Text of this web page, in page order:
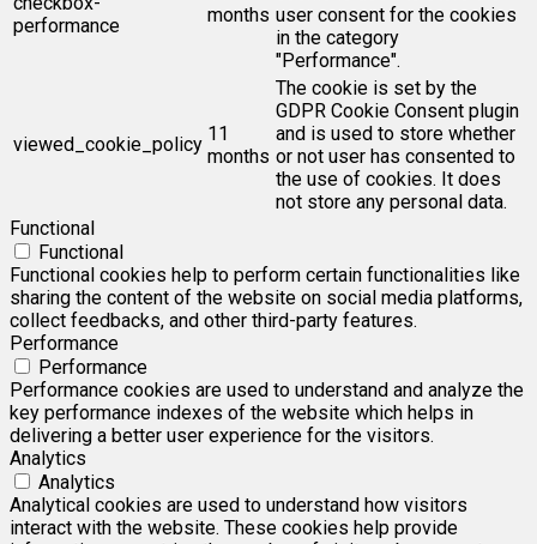
performance
months user consent for the cookies
in the category
"Performance".
viewed_cookie_policy 11
months
The cookie is set by the
GDPR Cookie Consent plugin
and is used to store whether
or not user has consented to
the use of cookies. It does
not store any personal data.
Functional
Functional
Functional cookies help to perform certain functionalities like
sharing the content of the website on social media platforms,
collect feedbacks, and other third-party features.
Performance
Performance
Performance cookies are used to understand and analyze the
key performance indexes of the website which helps in
delivering a better user experience for the visitors.
Analytics
Analytics
Analytical cookies are used to understand how visitors
interact with the website. These cookies help provide